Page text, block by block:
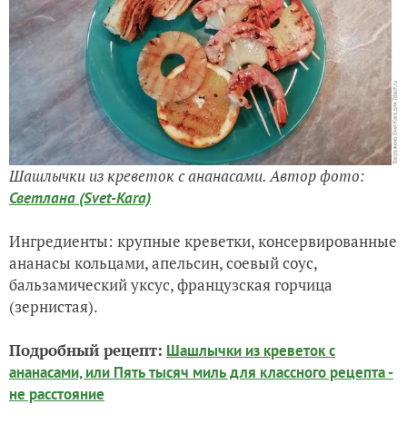
Шашлычки из креветок с ананасами. Автор фото:
Светлана (Svet-Kara)
Ингредиенты: крупные креветки, консервированные
ананасы кольцами, апельсин, соевый соус,
бальзамический уксус, французская горчица
(зернистая).
Подробный рецепт: Шашлычки из креветок с
ананасами, или Пять тысяч миль для классного рецепта -
не расстояние